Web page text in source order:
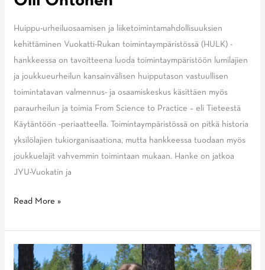
Huippu-urheiluosaamisen ja liiketoimintamahdollisuuksien
kehittäminen Vuokatti-Rukan toimintaympäristössä (HULK) -
hankkeessa on tavoitteena luoda toimintaympäristöön lumilajien
ja joukkueurheilun kansainvälisen huipputason vastuullisen
toimintatavan valmennus- ja osaamiskeskus käsittäen myös
paraurheilun ja toimia From Science to Practice – eli Tieteestä
Käytäntöön -periaatteella. Toimintaympäristössä on pitkä historia
yksilölajien tukiorganisaationa, mutta hankkeessa tuodaan myös
joukkuelajit vahvemmin toimintaan mukaan. Hanke on jatkoa
JYU-Vuokatin ja
Blogi:
merkitys
huippu-
urheilun
Read More »